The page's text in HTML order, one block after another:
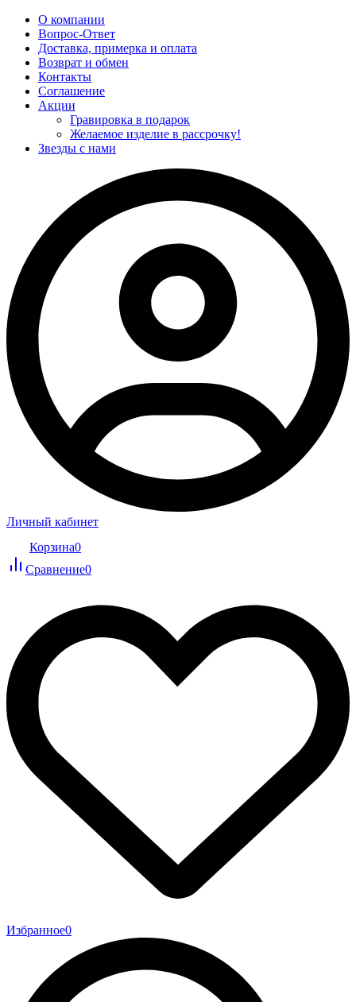
О компании
Вопрос-Ответ
Доставка, примерка и оплата
Возврат и обмен
Контакты
Соглашение
Акции
Гравировка в подарок
Желаемое изделие в рассрочку!
Звезды с нами
Личный кабинет
Корзина0
Сравнение0
Избранное0